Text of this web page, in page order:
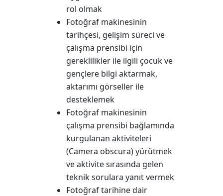
rol olmak
Fotoğraf makinesinin
tarihçesi, gelişim süreci ve
çalışma prensibi için
gereklilikler ile ilgili çocuk ve
gençlere bilgi aktarmak,
aktarımı görseller ile
desteklemek
Fotoğraf makinesinin
çalışma prensibi bağlamında
kurgulanan aktiviteleri
(Camera obscura) yürütmek
ve aktivite sırasında gelen
teknik sorulara yanıt vermek
Fotoğraf tarihine dair